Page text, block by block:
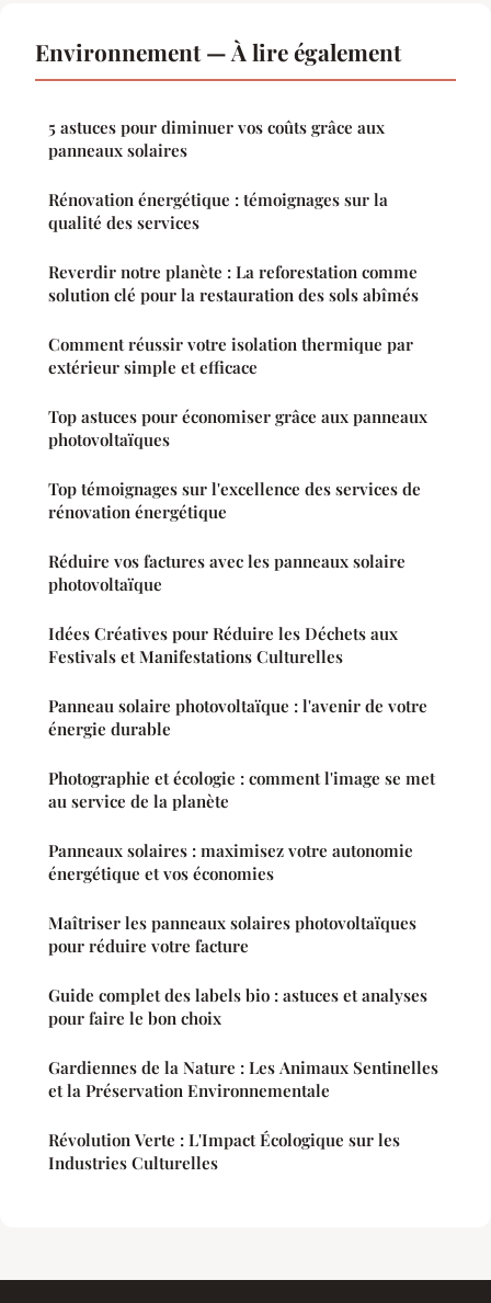
Environnement — À lire également
5 astuces pour diminuer vos coûts grâce aux
panneaux solaires
Rénovation énergétique : témoignages sur la
qualité des services
Reverdir notre planète : La reforestation comme
solution clé pour la restauration des sols abîmés
Comment réussir votre isolation thermique par
extérieur simple et efficace
Top astuces pour économiser grâce aux panneaux
photovoltaïques
Top témoignages sur l'excellence des services de
rénovation énergétique
Réduire vos factures avec les panneaux solaire
photovoltaïque
Idées Créatives pour Réduire les Déchets aux
Festivals et Manifestations Culturelles
Panneau solaire photovoltaïque : l'avenir de votre
énergie durable
Photographie et écologie : comment l'image se met
au service de la planète
Panneaux solaires : maximisez votre autonomie
énergétique et vos économies
Maîtriser les panneaux solaires photovoltaïques
pour réduire votre facture
Guide complet des labels bio : astuces et analyses
pour faire le bon choix
Gardiennes de la Nature : Les Animaux Sentinelles
et la Préservation Environnementale
Révolution Verte : L'Impact Écologique sur les
Industries Culturelles